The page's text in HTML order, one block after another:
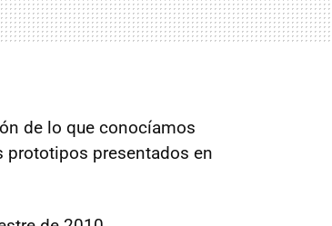
de lo que conocíamos
prototipos presentados en